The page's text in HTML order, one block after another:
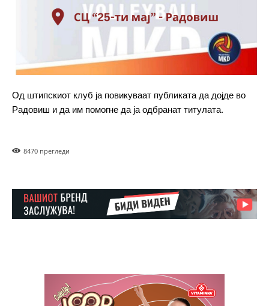
ИЗБЕРЕТЕ ПЛАН
Etiam est nibh, lobortis sit
Ut mollis pellentesque tortor
Nullam eu erat condimentum
Pro
ИЗБЕРЕТЕ ПЛАН
Од штипскиот клуб ја повикуваат публиката да дојде во
Радовиш и да им помогне да ја одбранат титулата.
8470 прегледи